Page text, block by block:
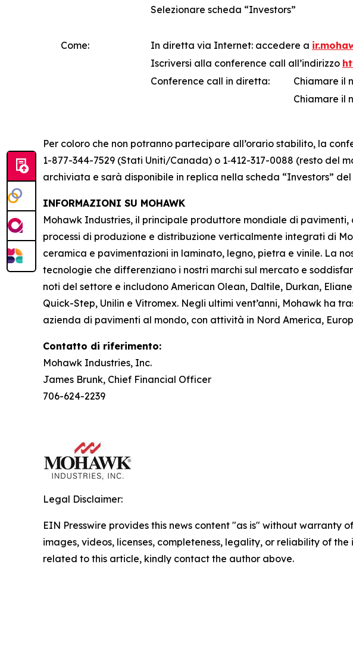
Selezionare scheda “Investors”
Come: In diretta via Internet: accedere a
Iscriversi alla conference call all’indirizzo
Conference call in diretta:
Chiamare il
Chiamare il
Per coloro che non potranno partecipare all’orario stabilito, la
1-877-344-7529 (Stati Uniti/Canada) o 1‑412-317-0088 (resto del
archiviata e sarà disponibile in replica nella scheda “Investors”
INFORMAZIONI SU MOHAWK
Mohawk Industries, il principale produttore mondiale di
processi di produzione e distribuzione verticalmente integrati di
ceramica e pavimentazioni in laminato, legno, pietra e vinile. La
tecnologie che differenziano i nostri marchi sul mercato e
noti del settore e includono American Olean, Daltile, Durkan,
Quick-Step, Unilin e Vitromex. Negli ultimi vent’anni, Mohawk
azienda di pavimenti al mondo, con attività in Nord America,
Contatto di riferimento:
Mohawk Industries, Inc.
James Brunk, Chief Financial Officer
706-624-2239
Legal Disclaimer:
EIN Presswire provides this news content "as is" without
images, videos, licenses, completeness, legality, or reliability of
related to this article, kindly contact the author above.